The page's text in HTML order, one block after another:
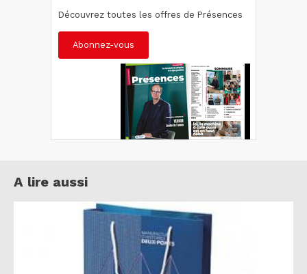
Découvrez toutes les offres de Présences
Abonnez-vous
A lire aussi